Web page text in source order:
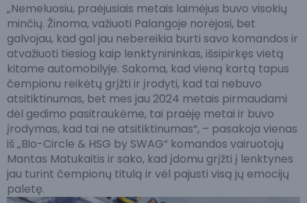
„Nemeluosiu, praėjusiais metais laimėjus buvo visokių
minčių. Žinoma, važiuoti Palangoje norėjosi, bet
galvojau, kad gal jau nebereikia burti savo komandos ir
atvažiuoti tiesiog kaip lenktynininkas, išsipirkęs vietą
kitame automobilyje. Sakoma, kad vieną kartą tapus
čempionu reikėtų grįžti ir įrodyti, kad tai nebuvo
atsitiktinumas, bet mes jau 2024 metais pirmaudami
dėl gedimo pasitraukėme, tai praėję metai ir buvo
įrodymas, kad tai ne atsitiktinumas“, – pasakoja vienas
iš „Bio-Circle & HSG by SWAG“ komandos vairuotojų
Mantas Matukaitis ir sako, kad įdomu grįžti į lenktynes
jau turint čempionų titulą ir vėl pajusti visą jų emocijų
paletę.